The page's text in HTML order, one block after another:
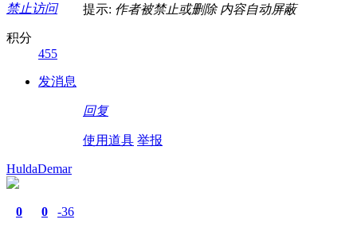
禁止访问
积分
455
发消息
提示: 作者被禁止或删除 内容自动屏蔽
回复
使用道具 举报
HuldaDemar
0 0 -36